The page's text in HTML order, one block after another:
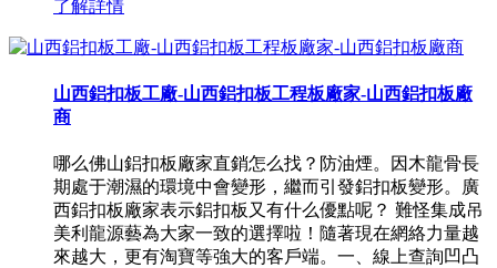
了解詳情
山西鋁扣板工廠-山西鋁扣板工程板廠家-山西鋁扣板廠
商
哪么佛山鋁扣板廠家直銷怎么找？防油煙。因木龍骨長
期處于潮濕的環境中會變形，繼而引發鋁扣板變形。廣
西鋁扣板廠家表示鋁扣板又有什么優點呢？ 難怪集成吊
美利龍源藝為大家一致的選擇啦！隨著現在網絡力量越
來越大，更有淘寶等強大的客戶端。一、線上查詢凹凸